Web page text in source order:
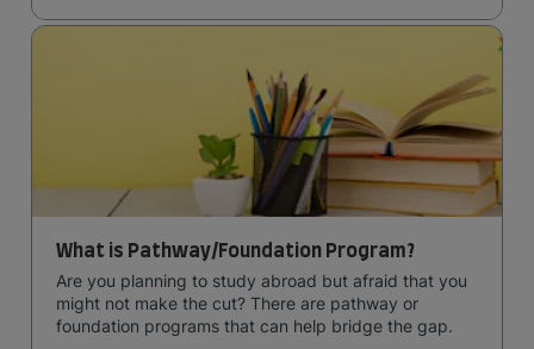
What is Pathway/Foundation Program?
Are you planning to study abroad but afraid that you
might not make the cut? There are pathway or
foundation programs that can help bridge the gap.